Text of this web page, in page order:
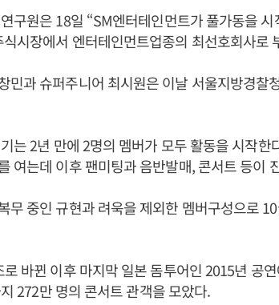
구원은 18일 “SM엔터테인먼트가 풀가동을
시장에서 엔터테인먼트업종의 최선호회사로
민과 슈퍼주니어 최시원은 이날 서울지방경찰
는 2년 만에 2명의 멤버가 모두 활동을 시작한
여는데 이후 팬미팅과 음반발매, 콘서트 등이
무 중인 규현과 려욱을 제외한 멤버구성으로
바뀐 이후 마지막 일본 돔투어인 2015년 공
272만 명의 콘서트 관객을 모았다.